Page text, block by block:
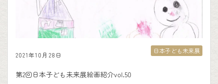
2021年10月28日
第2回日本子ども未来展絵画紹介vol.50
日本子ども未来展